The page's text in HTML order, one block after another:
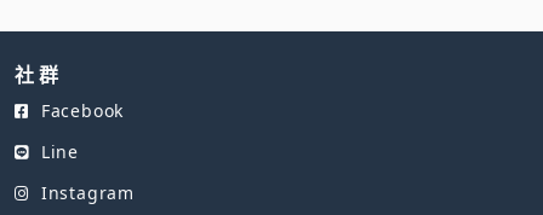
Query、Trifacta超解析
社 群
Facebook
Line
Instagram